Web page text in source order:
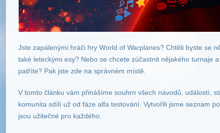
Jste zapálenými hráči hry World of Warplanes? Chtěli byste se
také leteckými esy? Nebo se chcete zúčastnit nějakého turnaje
patříte? Pak jste zde na správném místě.
V tomto článku vám přinášíme souhrn všech návodů, událostí,
komunita sdílí už od fáze alfa testování. Vytvořili jsme seznam
jsou užitečné pro každého.